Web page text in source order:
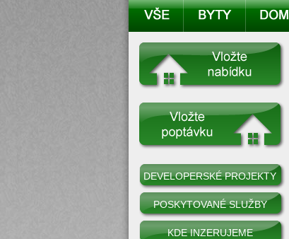
DEVELOPERSKÉ PROJEKTY
POSKYTOVANÉ SLUŽBY
KDE INZERUJEME